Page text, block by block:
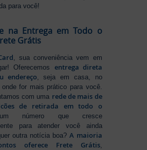
para você!
na Entrega em Todo o
Grátis
, sua conveniência vem em
Oferecemos entrega direta
endereço , seja em casa, no
for mais prático para você.
com uma rede de mais de
de retirada em todo o
número que cresce
para atender você ainda
outra notícia boa?A maioria
oferece Frete Grátis,